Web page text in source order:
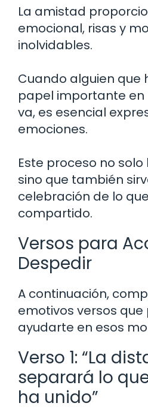
La amistad
emocional, risas y
inolvidables.
Cuando alguien que
papel importante en
va, es esencial
emociones.
Este proceso no
sino que también
celebración de lo
compartido.
Versos para
Despedir
A continuación,
emotivos versos que
ayudarte en esos
Verso 1: “La
separará lo
ha unido”